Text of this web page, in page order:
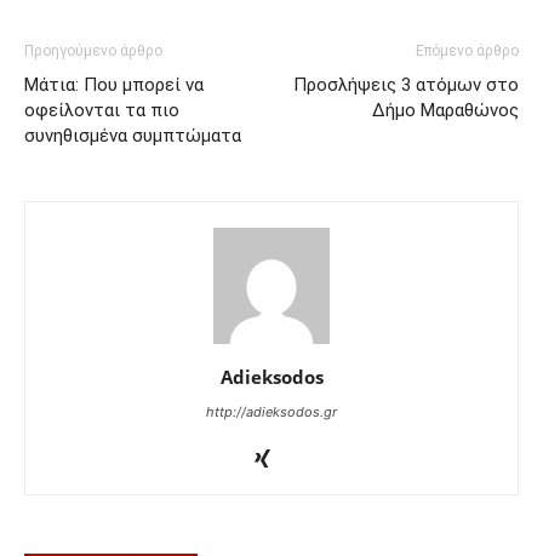
Προηγούμενο άρθρο
Μάτια: Που μπορεί να
οφείλονται τα πιο
συνηθισμένα συμπτώματα
Επόμενο άρθρο
Προσλήψεις 3 ατόμων στο
Δήμο Μαραθώνος
Adieksodos
http://adieksodos.gr